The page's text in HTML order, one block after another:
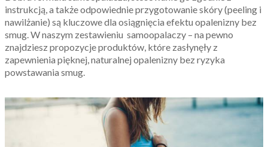
instrukcją, a także odpowiednie przygotowanie skóry (peeling i
nawilżanie) są kluczowe dla osiągnięcia efektu opalenizny bez
smug. W naszym zestawieniu samoopalaczy – na pewno
znajdziesz propozycje produktów, które zasłynęły z
zapewnienia pięknej, naturalnej opalenizny bez ryzyka
powstawania smug.